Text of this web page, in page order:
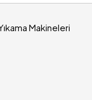
Makineleri